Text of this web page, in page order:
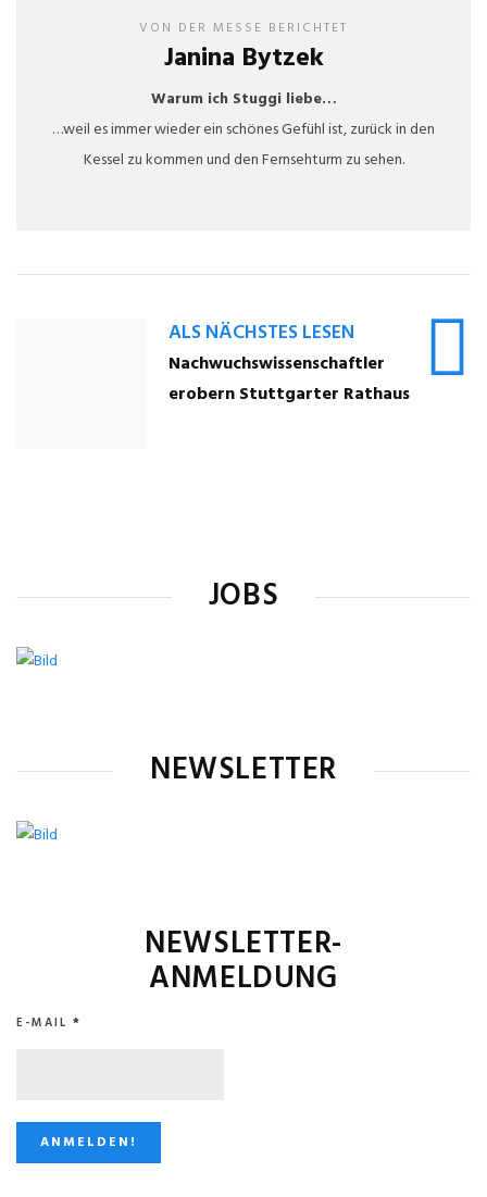
VON DER MESSE BERICHTET
Janina Bytzek
Warum ich Stuggi liebe…
…weil es immer wieder ein schönes Gefühl ist, zurück in den
Kessel zu kommen und den Fernsehturm zu sehen.
ALS NÄCHSTES LESEN
Nachwuchswissenschaftler
erobern Stuttgarter Rathaus
JOBS
NEWSLETTER
NEWSLETTER-
ANMELDUNG
E-MAIL *